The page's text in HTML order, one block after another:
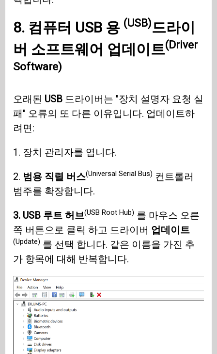
8. 컴퓨터 USB 용 (USB)드라이
버 소프트웨어 업데이트(Driver
Software)
오래된 USB 드라이버는 "장치 설명자 요청 실
패" 오류의 또 다른 이유입니다. 업데이트하
려면:
1. 장치 관리자를 엽니다.
2. 범용 직렬 버스(Universal Serial Bus) 컨트롤러
범주를 확장합니다.
3. USB 루트 허브(USB Root Hub) 를 마우스 오른
쪽 버튼으로 클릭 하고 드라이버 업데이트
(Update) 를 선택 합니다. 같은 이름을 가진 추
가 항목에 대해 반복합니다.